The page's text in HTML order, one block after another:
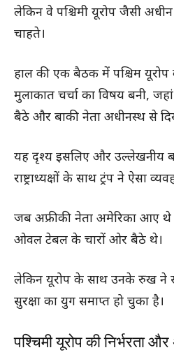
लेकिन वे पश्चिमी यूरोप जैसी अधीन
चाहते।
हाल की एक बैठक में पश्चिम यूरोप के
मुलाकात चर्चा का विषय बनी, जहां
बैठे और बाकी नेता अधीनस्थ से
यह दृश्य इसलिए और उल्लेखनीय
राष्ट्राध्यक्षों के साथ ट्रंप ने ऐसा
जब अफ्रीकी नेता अमेरिका आए थे
ओवल टेबल के चारों ओर बैठे थे।
लेकिन यूरोप के साथ उनके रुख ने
सुरक्षा का युग समाप्त हो चुका है।
पश्चिमी यूरोप की निर्भरता